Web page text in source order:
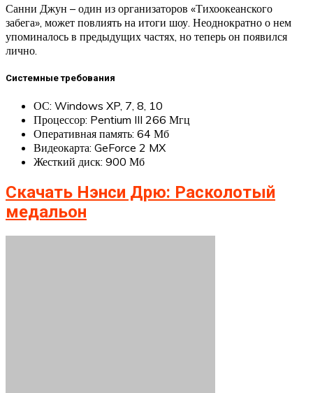
Санни Джун – один из организаторов «Тихоокеанского
забега», может повлиять на итоги шоу. Неоднократно о нем
упоминалось в предыдущих частях, но теперь он появился
лично.
Системные требования
ОС: Windows XP, 7, 8, 10
Процессор: Pentium III 266 Мгц
Оперативная память: 64 Мб
Видеокарта: GeForce 2 MX
Жесткий диск: 900 Мб
Скачать Нэнси Дрю: Расколотый
медальон